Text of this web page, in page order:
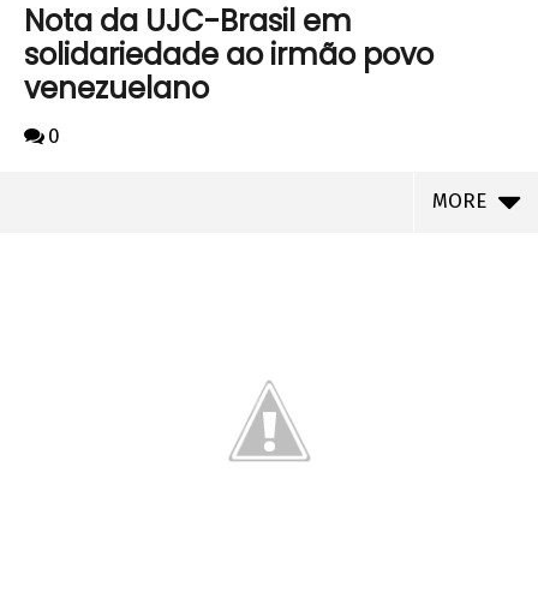
Nota da UJC-Brasil em
solidariedade ao irmão povo
venezuelano
0
MORE